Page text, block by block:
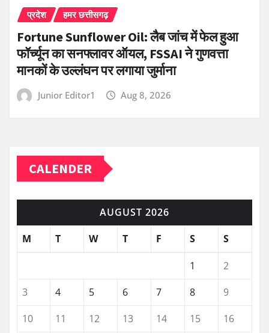
प्रदेश हमर छत्तीसगढ़
Fortune Sunflower Oil: लैब जांच में फेल हुआ
फॉर्च्यून का सनफ्लावर ऑयल, FSSAI ने गुणवत्ता
मानकों के उल्लंघन पर लगाया जुर्माना
Junior Editor1 Aug 8, 2026
CALENDER
AUGUST 2026
M
T W T F S S
1
2
3
4 5 6 7 8
9
10
11 12 13 14 15
16